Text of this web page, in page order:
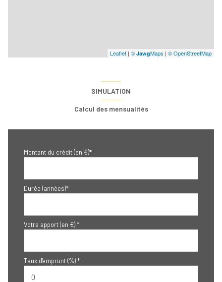
Leaflet | © JawgMaps | © OpenStreetMap
SIMULATION
Calcul des mensualités
Montant du crédit (en €)*
Durée (années)*
Votre apport (en €) *
Taux d'emprunt (%) *